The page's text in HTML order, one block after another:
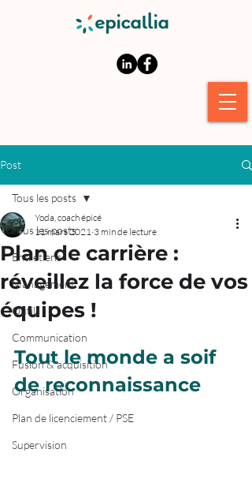
Post
Tous les posts
Entretiens
Management
Outils
Communication
Fusion & acquisition
Organisation
Plan de licenciement / PSE
Supervision
Tous les posts
Plan de carrière :
réveillez la force de vos
équipes !
Yoda, coach épicé
11 mars 2021 3 min de lecture
Tout le monde a soif
de reconnaissance